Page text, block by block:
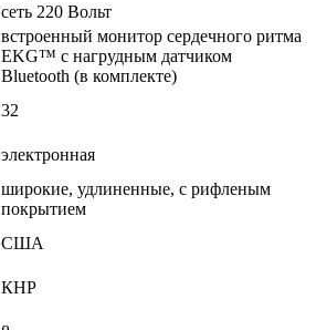
сеть 220 Вольт
встроенный монитор сердечного ритма
EKG™ с нагрудным датчиком
Bluetooth (в комплекте)
32
электронная
широкие, удлиненные, с рифленым
покрытием
США
КНР